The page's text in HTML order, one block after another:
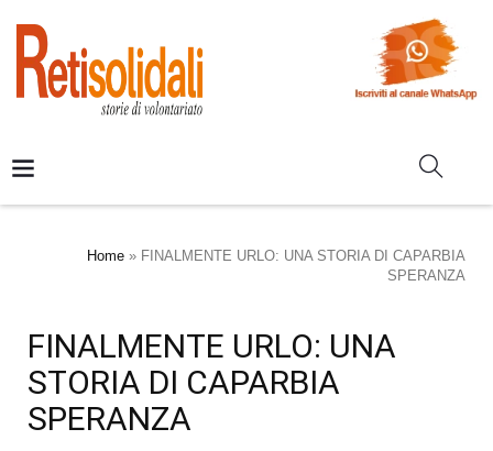
Home » FINALMENTE URLO: UNA STORIA DI CAPARBIA
SPERANZA
FINALMENTE URLO: UNA
STORIA DI CAPARBIA
SPERANZA